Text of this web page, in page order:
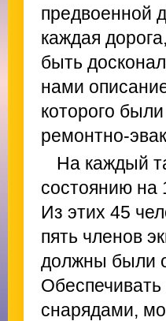
предвоенной
каждая
быть
нами
которого
ремонтно-
На каждый
состоянию на
Из этих 45
пять членов
должны были
снарядами,